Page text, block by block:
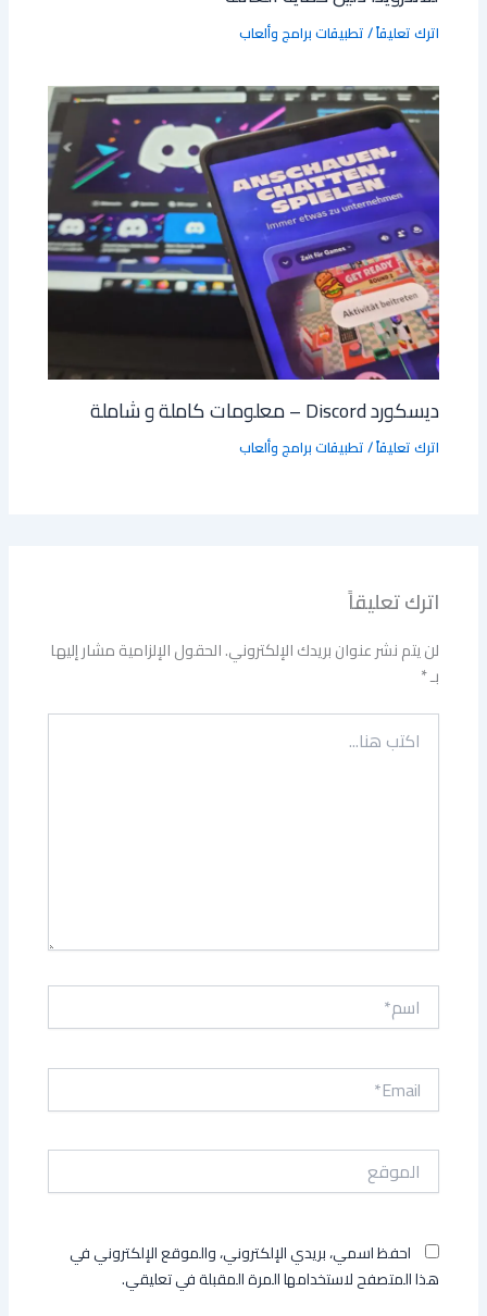
اترك تعليقاً/تطبيقات برامج وألعاب
ديسكورد Discord – معلومات كاملة و شاملة
اترك تعليقاً/تطبيقات برامج وألعاب
اترك تعليقاً
لن يتم نشر عنوان بريدك الإلكتروني.الحقول الإلزامية مشار إليها
بـ*
اكتب
هنا...
اسم*
Email*
الموقع
احفظ اسمي، بريدي الإلكتروني، والموقع الإلكتروني في
هذا المتصفح لاستخدامها المرة المقبلة في تعليقي.